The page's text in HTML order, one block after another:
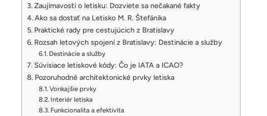
Zaujímavosti o letisku: Dozviete sa nečakané fakty
Ako sa dostať na Letisko M. R. Štefánika
Praktické rady pre cestujúcich z Bratislavy
Rozsah letových spojení z Bratislavy: Destinácie a služby
Destinácie a služby
Súvisiace letiskové kódy: Čo je IATA a ICAO?
Pozoruhodné architektonické prvky letiska
Vonkajšie prvky
Interiér letiska
Funkcionalita a efektivita